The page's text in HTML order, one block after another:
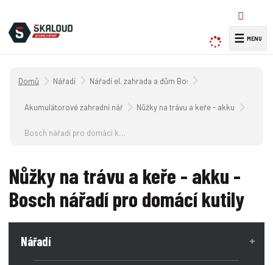
y
l
d
☰
Úvodní strana
Nářadí Nářadí el. zahrada a dům Bosch
Akumulátorové zahradní nářadí Nůžky na trávu a keře - akku
Bosch nářadí pro domácí kutily
Nůžky na trávu a keře - akku -
Bosch nářadí pro domácí kutily
Nářadí